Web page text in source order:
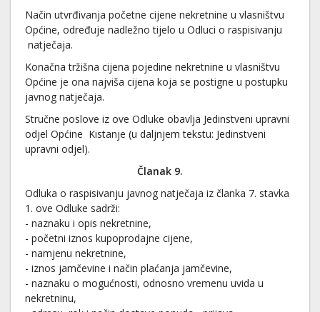
Način utvrđivanja početne cijene nekretnine u vlasništvu
Općine, određuje nadležno tijelo u Odluci o raspisivanju
natječaja.
Konačna tržišna cijena pojedine nekretnine u vlasništvu
Općine je ona najviša cijena koja se postigne u postupku
javnog natječaja.
Stručne poslove iz ove Odluke obavlja Jedinstveni upravni
odjel Općine Kistanje (u daljnjem tekstu: Jedinstveni
upravni odjel).
Članak 9.
Odluka o raspisivanju javnog natječaja iz članka 7. stavka
1. ove Odluke sadrži:
- naznaku i opis nekretnine,
- početni iznos kupoprodajne cijene,
- namjenu nekretnine,
- iznos jamčevine i način plaćanja jamčevine,
- naznaku o mogućnosti, odnosno vremenu uvida u
nekretninu,